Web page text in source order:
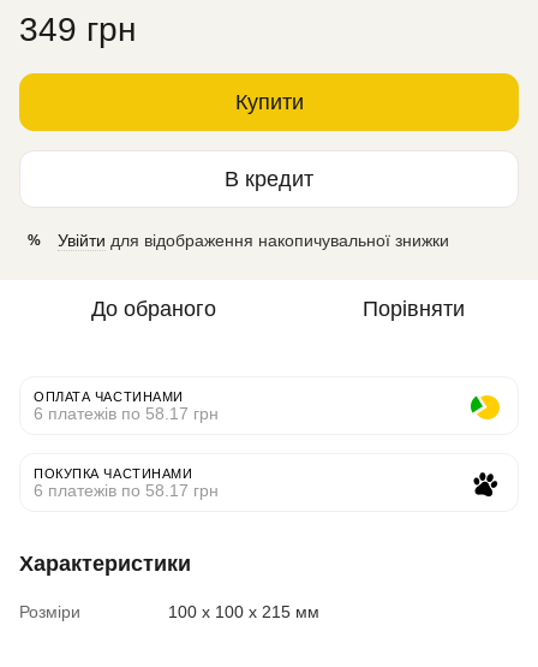
349 грн
Купити
В кредит
% Увійти для відображення накопичувальної знижки
До обраного Порівняти
ОПЛАТА ЧАСТИНАМИ
6 платежів по 58.17 грн
ПОКУПКА ЧАСТИНАМИ
6 платежів по 58.17 грн
Характеристики
Розміри 100 x 100 x 215 мм